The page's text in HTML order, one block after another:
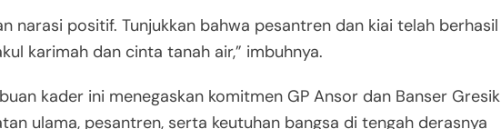
narasi positif. Tunjukkan bahwa pesantren dan kiai telah berhasil
karimah dan cinta tanah air,” imbuhnya.
kader ini menegaskan komitmen GP Ansor dan Banser Gresik
ulama, pesantren, serta keutuhan bangsa di tengah derasnya